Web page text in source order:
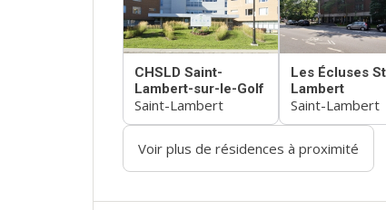
CHSLD Saint-
Lambert-sur-le-Golf
Saint-Lambert
Les Écluses
Lambert
Saint-Lambert
Voir plus de résidences à proximité